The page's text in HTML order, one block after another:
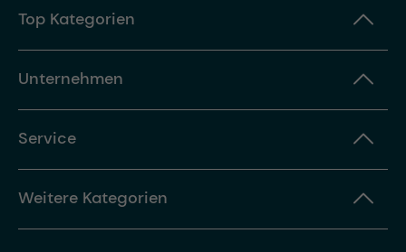
Top Kategorien
Unternehmen
Service
Weitere Kategorien